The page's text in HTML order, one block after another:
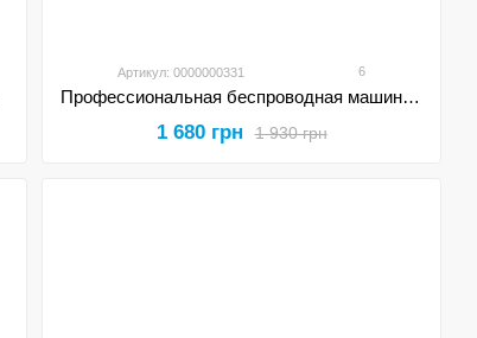
Артикул: 0000000331 6
Профессиональная беспроводная машинка для стрижки волос VGR V-682 с зарядной базой
1 930 грн
1 680 грн